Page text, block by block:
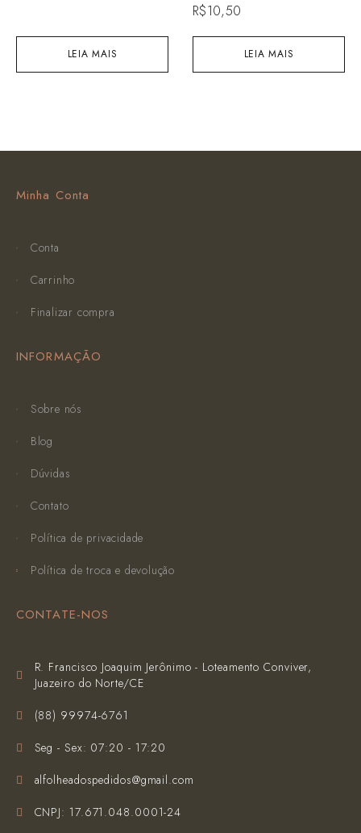
LEIA MAIS LEIA MAIS
R$10,50
Minha Conta
Conta
Carrinho
Finalizar compra
INFORMAÇÃO
Sobre nós
Blog
Dúvidas
Contato
Política de privacidade
Política de troca e devolução
CONTATE-NOS
R. Francisco Joaquim Jerônimo - Loteamento Conviver,
Juazeiro do Norte/CE
(‪88) 99974-6761‬
Seg - Sex: 07:20 - 17:20
alfolheadospedidos@gmail.com
CNPJ: 17.671.048.0001-24